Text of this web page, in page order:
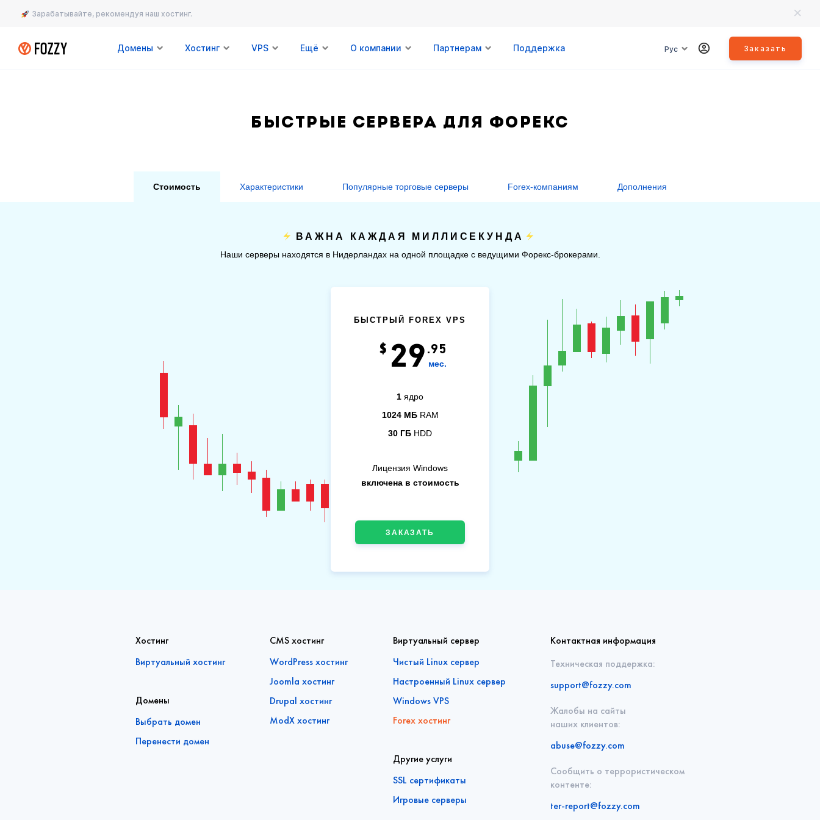
Зарабатывайте, рекомендуя наш хостинг.
Домены Хостинг VPS Ещё О компании Партнерам Поддержка Рус Заказать
Быстрые сервера для Форекс
Стоимость Характеристики Популярные торговые серверы Forex-компаниям Дополнения
ВАЖНА КАЖДАЯ МИЛЛИСЕКУНДА
Наши серверы находятся в Нидерландах на одной площадке с ведущими Форекс-брокерами.
БЫСТРЫЙ FOREX VPS
29 .95
$
мес.
1 ядро
1024 МБRAM
30 ГБ HDD
Лицензия Windows
включена в стоимость
ЗАКАЗАТЬ
Хостинг
Виртуальный хостинг
Домены
Выбрать домен
Перенести домен
CMS хостинг
WordPress хостинг
Joomla хостинг
Drupal хостинг
ModX хостинг
Виртуальный сервер
Чистый Linux сервер
Настроенный Linux сервер
Windows VPS
Forex хостинг
Другие услуги
SSL сертификаты
Игровые серверы
Контактная информация
Техническая поддержка:
support@fozzy.com
Жалобы на сайты
наших клиентов:
abuse@fozzy.com
Сообщить о террористическом
контенте:
ter-report@fozzy.com